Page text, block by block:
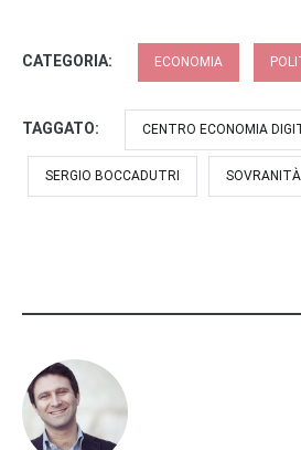
CATEGORIA: ECONOMIA
TAGGATO: CENTRO ECONOMIA
SERGIO BOCCADUTRI SOVRANITÀ